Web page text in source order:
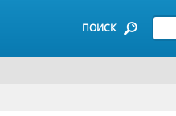
ПОИСК